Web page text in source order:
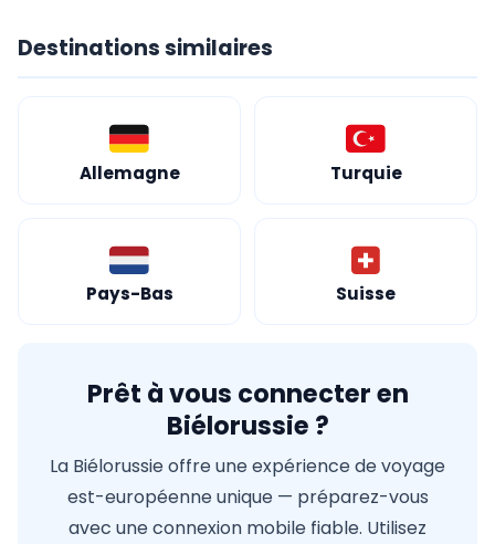
Destinations similaires
Allemagne Turquie
Pays-Bas Suisse
Prêt à vous connecter en
Biélorussie ?
La Biélorussie offre une expérience de voyage
est-européenne unique — préparez-vous
avec une connexion mobile fiable. Utilisez